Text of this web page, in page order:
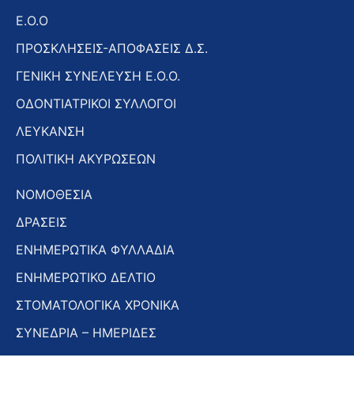
E.O.O
ΠΡΟΣΚΛΗΣΕΙΣ-ΑΠΟΦΑΣΕΙΣ Δ.Σ.
ΓΕΝΙΚΗ ΣΥΝΕΛΕΥΣΗ Ε.Ο.Ο.
ΟΔΟΝΤΙΑΤΡΙΚΟΙ ΣΥΛΛΟΓΟΙ
ΛΕΥΚΑΝΣΗ
ΠΟΛΙΤΙΚΗ ΑΚΥΡΩΣΕΩΝ
ΝΟΜΟΘΕΣΙΑ
ΔΡΑΣΕΙΣ
ΕΝΗΜΕΡΩΤΙΚΑ ΦΥΛΛΑΔΙΑ
ΕΝΗΜΕΡΩΤΙΚΟ ΔΕΛΤΙΟ
ΣΤΟΜΑΤΟΛΟΓΙΚΑ ΧΡΟΝΙΚΑ
ΣΥΝΕΔΡΙΑ – ΗΜΕΡΙΔΕΣ